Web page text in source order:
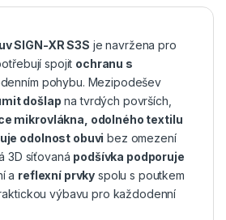
SIGN-XR S3S je navržena pro
spojit ochranu s
pohybu. Mezipodešev
došlap na tvrdých površích,
mikrovlákna, odolného textilu
odolnost obuvi bez omezení
3D síťovaná podšívka podporuje
a reflexní prvky spolu s poutkem
výbavu pro každodenní